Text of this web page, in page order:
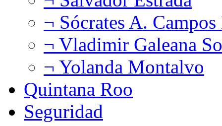
¬ Sócrates A.
¬ Vladimir Galeana
¬ Yolanda Montalvo
Quintana Roo
Seguridad